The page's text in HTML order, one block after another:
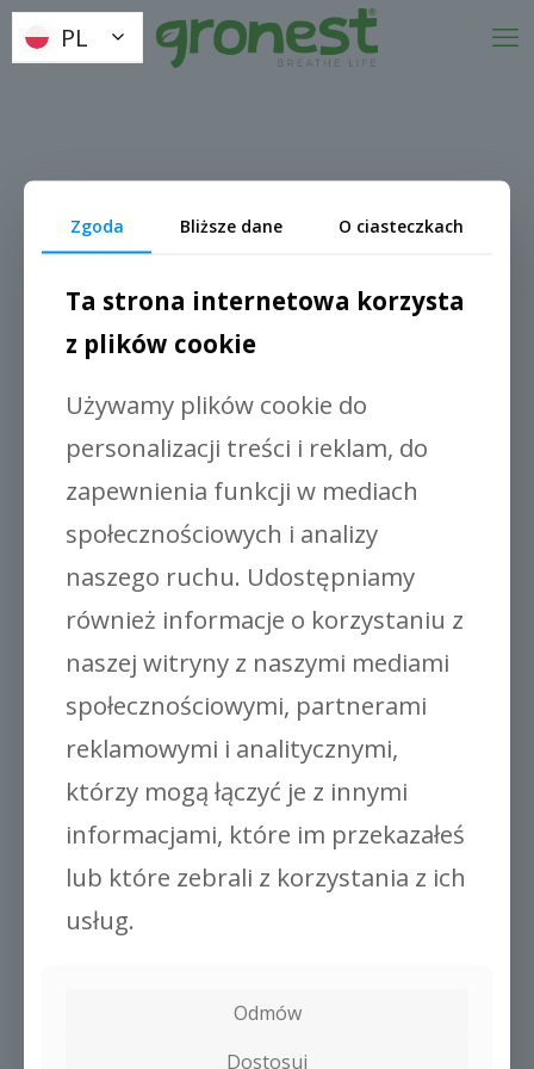
Zaciski do gięcia Gronest®
O NAS
Innowacja
Firmy
SKONTAKTUJ SIĘ Z NAMI
Skontaktuj się
Zgoda Bliższe dane O ciasteczkach
Ta strona internetowa korzysta
z plików cookie
Używamy plików cookie do
personalizacji treści i reklam, do
zapewnienia funkcji w mediach
społecznościowych i analizy
naszego ruchu. Udostępniamy
również informacje o korzystaniu z
naszej witryny z naszymi mediami
społecznościowymi, partnerami
reklamowymi i analitycznymi,
którzy mogą łączyć je z innymi
informacjami, które im przekazałeś
lub które zebrali z korzystania z ich
usług.
Odmów
Dostosuj
PL
PL